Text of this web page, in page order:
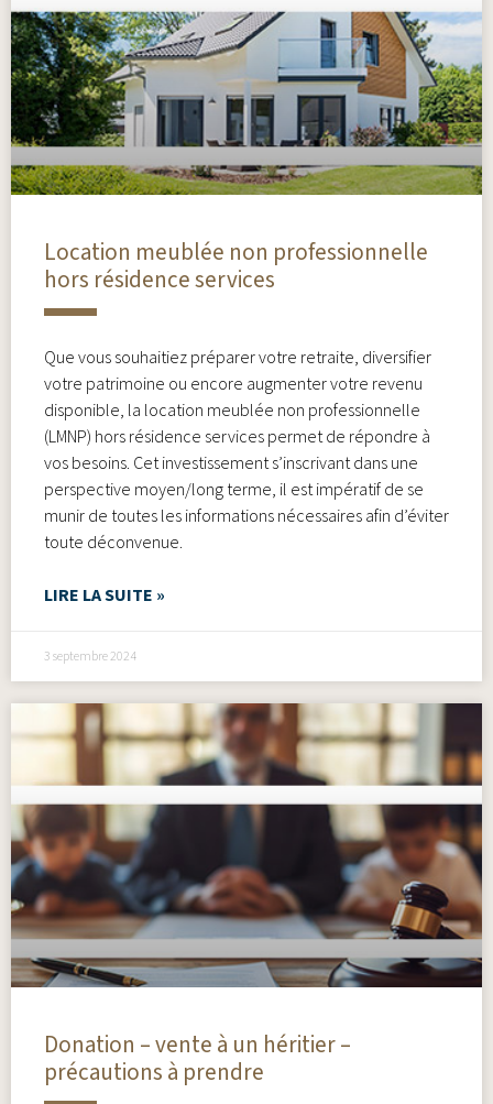
Location meublée non professionnelle
hors résidence services
Que vous souhaitiez préparer votre retraite, diversifier
votre patrimoine ou encore augmenter votre revenu
disponible, la location meublée non professionnelle
(LMNP) hors résidence services permet de répondre à
vos besoins. Cet investissement s’inscrivant dans une
perspective moyen/long terme, il est impératif de se
munir de toutes les informations nécessaires afin d’éviter
toute déconvenue.
LIRE LA SUITE »
3 septembre 2024
Donation – vente à un héritier –
précautions à prendre